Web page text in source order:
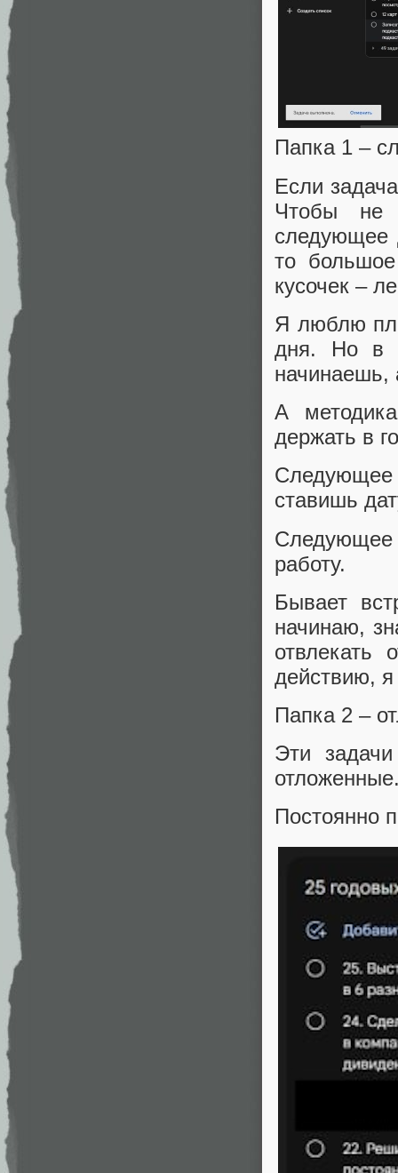
Папка 1 –
Если
Чтобы не
следующее
то
кусочек –
Я люблю
дня. Но в
начинаешь,
А
держать в
Следующее
ставишь
Следующее
работу.
Бывает
начинаю,
действию,
Папка 2 –
Эти
Постоянно